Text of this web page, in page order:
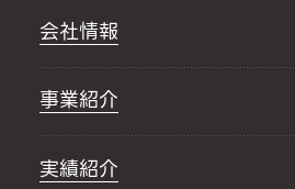
会社情報
事業紹介
実績紹介